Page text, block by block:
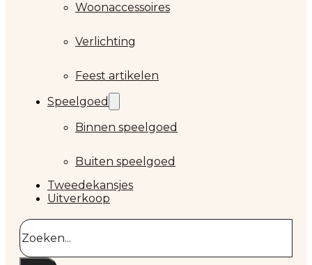
Woonaccessoires
Verlichting
Feest artikelen
Speelgoed
Binnen speelgoed
Buiten speelgoed
Tweedekansjes
Uitverkoop
Zoeken